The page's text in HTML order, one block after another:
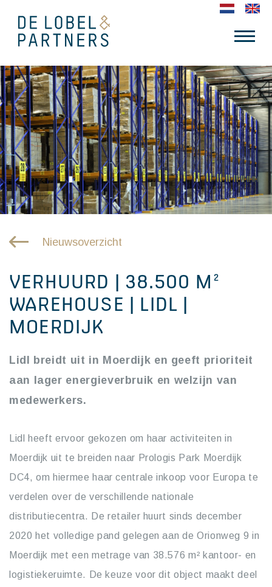
Nieuwsoverzicht
VERHUURD | 38.500 M²
WAREHOUSE | LIDL |
MOERDIJK
Lidl breidt uit in Moerdijk en geeft prioriteit
aan lager energieverbruik en welzijn van
medewerkers.
Lidl heeft ervoor gekozen om haar activiteiten in
Moerdijk uit te breiden naar Prologis Park Moerdijk
DC4, om hiermee haar centrale inkoop voor Europa te
verdelen over de verschillende nationale
distributiecentra. De retailer huurt sinds december
2020 het volledige pand gelegen aan de Orionweg 9 in
Moerdijk met een metrage van 38.576 m² kantoor- en
logistiekeruimte. De keuze voor dit object maakt deel